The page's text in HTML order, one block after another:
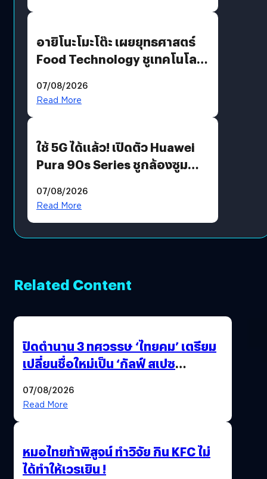
อายิโนะโมะโต๊ะ เผยยุทธศาสตร์
Food Technology ชูเทคโนโลยี
บริโภคและ B2B
07/08/2026
Read More
ใช้ 5G ได้แล้ว! เปิดตัว Huawei
Pura 90s Series ชูกล้องซูม
07/08/2026
Read More
Related Content
ปิดตำนาน 3 ทศวรรษ ‘ไทยคม’ เตรียม
เปลี่ยนชื่อใหม่เป็น ‘กัลฟ์ สเปซ
07/08/2026
Read More
หมอไทยท้าพิสูจน์ ทำวิจัย กิน KFC ไม่
ได้ทำให้เวรเยิน !